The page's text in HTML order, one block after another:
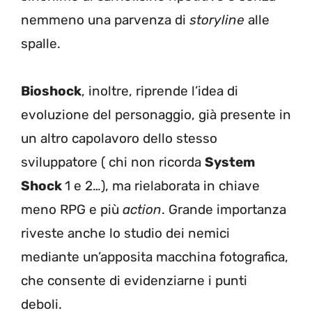
nemmeno una parvenza di storyline alle
spalle.
Bioshock, inoltre, riprende l’idea di
evoluzione del personaggio, già presente in
un altro capolavoro dello stesso
sviluppatore ( chi non ricorda System
Shock1 e 2…), ma rielaborata in chiave
meno RPG e più action. Grande importanza
riveste anche lo studio dei nemici
mediante un’apposita macchina fotografica,
che consente di evidenziarne i punti
deboli.